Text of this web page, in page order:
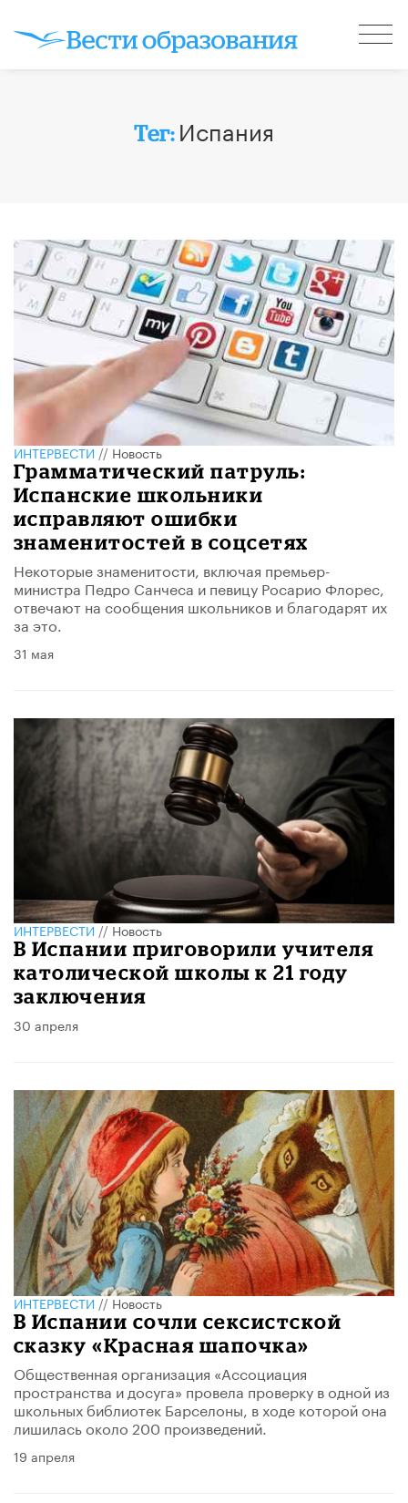
Тег: Испания
ИНТЕРВЕСТИ//Новость
Грамматический патруль:
Испанские школьники
исправляют ошибки
знаменитостей в соцсетях
Некоторые знаменитости, включая премьер-
министра Педро Санчеса и певицу Росарио Флорес,
отвечают на сообщения школьников и благодарят их
за это.
31 мая
ИНТЕРВЕСТИ//Новость
В Испании приговорили учителя
католической школы к 21 году
заключения
30 апреля
ИНТЕРВЕСТИ//Новость
В Испании сочли сексистской
сказку «Красная шапочка»
​Общественная организация «Ассоциация
пространства и досуга» провела проверку в одной из
школьных библиотек Барселоны, в ходе которой она
лишилась около 200 произведений.
19 апреля